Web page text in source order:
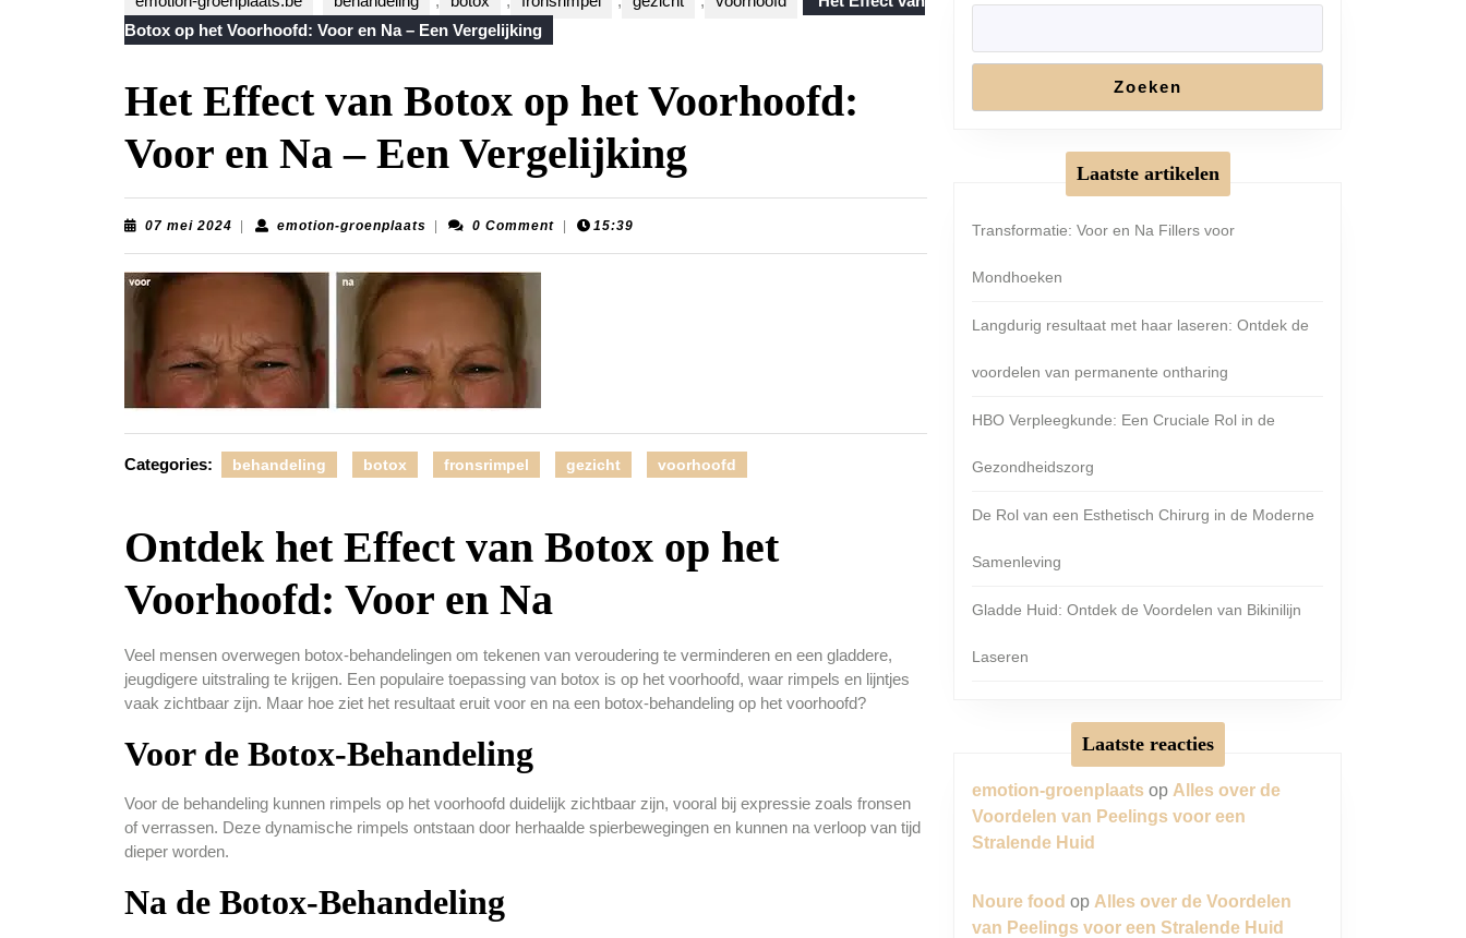
Botox op het Voorhoofd: Voor en Na – Een Vergelijking
Het Effect van Botox op het Voorhoofd:
Voor en Na – Een Vergelijking
07 mei 2024 07
emotion-groenplaatsemotion-0 Comment 15:39
Categories: behandeling botox fronsrimpel gezicht voorhoofd
Ontdek het Effect van Botox op het
Voorhoofd: Voor en Na
Veel mensen overwegen botox-behandelingen om tekenen van veroudering te verminderen en een gladdere,
jeugdigere uitstraling te krijgen. Een populaire toepassing van botox is op het voorhoofd, waar rimpels en lijntjes
vaak zichtbaar zijn. Maar hoe ziet het resultaat eruit voor en na een botox-behandeling op het voorhoofd?
Voor de Botox-Behandeling
Voor de behandeling kunnen rimpels op het voorhoofd duidelijk zichtbaar zijn, vooral bij expressie zoals fronsen
of verrassen. Deze dynamische rimpels ontstaan door herhaalde spierbewegingen en kunnen na verloop van tijd
dieper worden.
Na de Botox-Behandeling
Zoeken
Laatste artikelen
Transformatie: Voor en Na Fillers voor
Mondhoeken
Langdurig resultaat met haar laseren: Ontdek de
voordelen van permanente ontharing
HBO Verpleegkunde: Een Cruciale Rol in de
Gezondheidszorg
De Rol van een Esthetisch Chirurg in de Moderne
Samenleving
Gladde Huid: Ontdek de Voordelen van Bikinilijn
Laseren
Laatste reacties
emotion-groenplaats op Alles over de
Voordelen van Peelings voor een
Stralende Huid
Noure food op Alles over de Voordelen
van Peelings voor een Stralende Huid